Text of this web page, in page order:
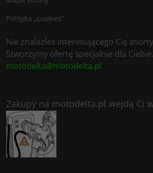
Polityka „cookies”
Nie znalazłeś interesującego Cię
Stworzymy ofertę specjalnie dla Ciebie.
motodelta@motodelta.pl
Zakupy na motodelta.pl wejdą Ci